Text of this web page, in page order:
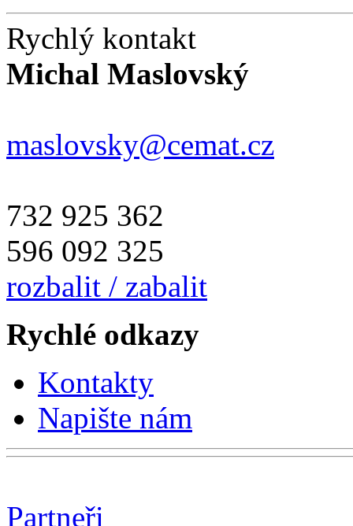
Rychlý kontakt
Michal Maslovský
maslovsky@cemat.cz
732 925 362
596 092 325
rozbalit / zabalit
Rychlé odkazy
Kontakty
Napište nám
Partneři